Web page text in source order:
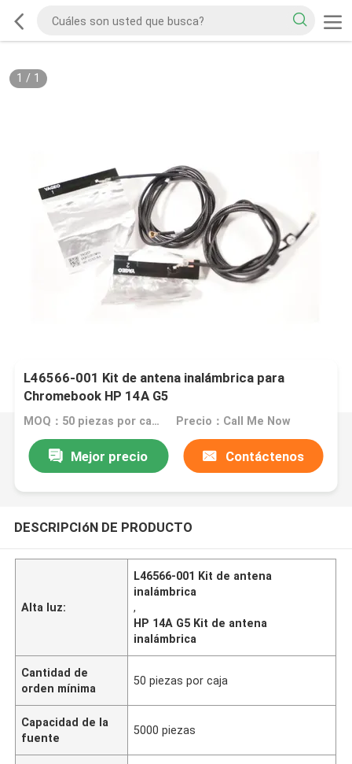
1 / 1
L46566-001 Kit de antena inalámbrica para
Chromebook HP 14A G5
MOQ：50 piezas por caja Precio：Call Me Now
Mejor precio Contáctenos
DESCRIPCIóN DE PRODUCTO
Alta luz:
L46566-001 Kit de antena
inalámbrica
,
HP 14A G5 Kit de antena
inalámbrica
Cantidad de
orden mínima
50 piezas por caja
Capacidad de la
fuente
5000 piezas